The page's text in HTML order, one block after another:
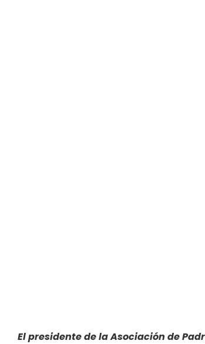
El presidente de la Asociación de